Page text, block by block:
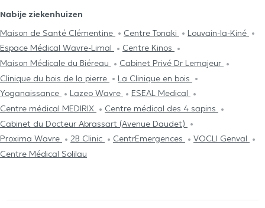
Nabije ziekenhuizen
Maison de Santé Clémentine
Centre Tonaki
Louvain-la-Kiné
Espace Médical Wavre-Limal
Centre Kinos
Maison Médicale du Biéreau
Cabinet Privé Dr Lemajeur
Clinique du bois de la pierre
La Clinique en bois
Yoganaissance
Lazeo Wavre
ESEAL Medical
Centre médical MEDIRIX
Centre médical des 4 sapins
Cabinet du Docteur Abrassart (Avenue Daudet)
Proxima Wavre
2B Clinic CentrEmergences
VOCLI Genval
Centre Médical Solilau